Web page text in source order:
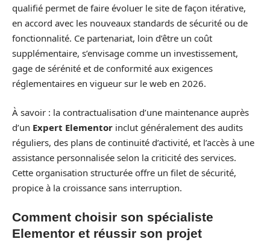
qualifié permet de faire évoluer le site de façon itérative,
en accord avec les nouveaux standards de sécurité ou de
fonctionnalité. Ce partenariat, loin d’être un coût
supplémentaire, s’envisage comme un investissement,
gage de sérénité et de conformité aux exigences
réglementaires en vigueur sur le web en 2026.
À savoir : la contractualisation d’une maintenance auprès
d’un Expert Elementor inclut généralement des audits
réguliers, des plans de continuité d’activité, et l’accès à une
assistance personnalisée selon la criticité des services.
Cette organisation structurée offre un filet de sécurité,
propice à la croissance sans interruption.
Comment choisir son spécialiste
Elementor et réussir son projet